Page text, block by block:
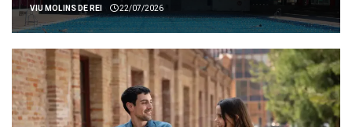
VIU MOLINS DE REI 22/07/2026